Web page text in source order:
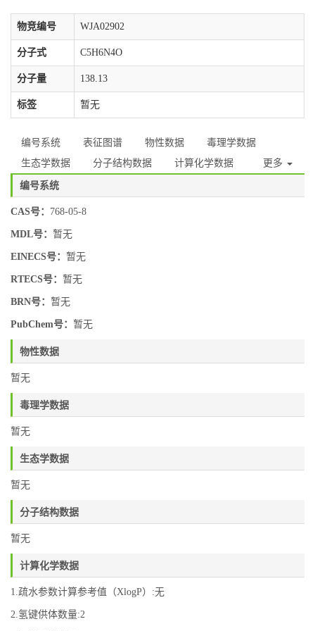
物竞编号 WJA02902
分子式 C5H6N4O
分子量 138.13
标签 暂无
编号系统 表征图谱 物性数据
毒理学数据
生态学数据
分子结构数据 计算化学数据 更多
编号系统
CAS号： 768-05-8
MDL号： 暂无
EINECS号： 暂无
RTECS号： 暂无
BRN号： 暂无
PubChem号： 暂无
物性数据
暂无
毒理学数据
暂无
生态学数据
暂无
分子结构数据
暂无
计算化学数据
1.疏水参数计算参考值（XlogP）:无
2.氢键供体数量:2